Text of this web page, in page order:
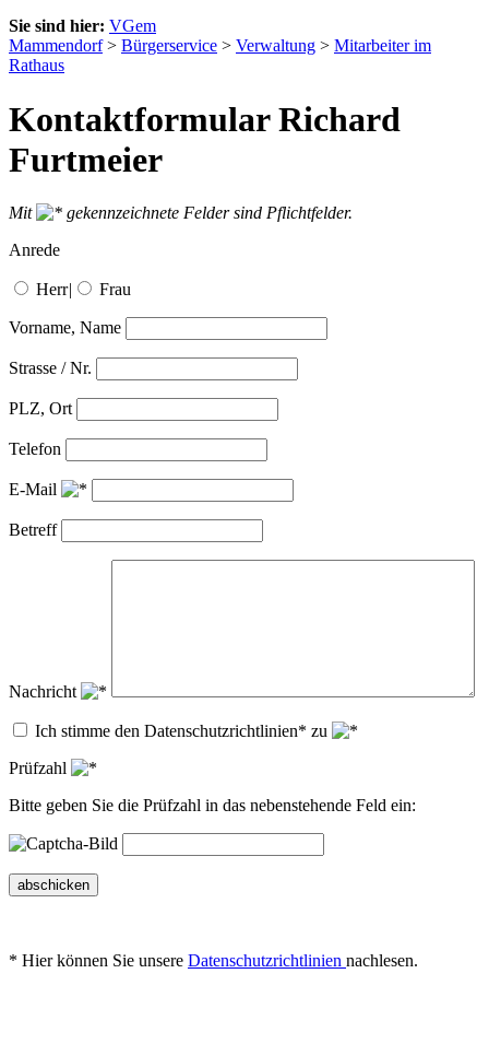
Sie sind hier: VGem
Mammendorf> Bürgerservice > Verwaltung > Mitarbeiter im
Rathaus
Kontaktformular Richard
Furtmeier
Mit
gekennzeichnete Felder sind Pflichtfelder.
Anrede
Herr| Frau
Vorname, Name
Strasse / Nr.
PLZ, Ort
Telefon
E-Mail
Betreff
Nachricht
Ich stimme den Datenschutzrichtlinien* zu
Prüfzahl
Bitte geben Sie die Prüfzahl in das nebenstehende Feld ein:
abschicken
* Hier können Sie unsere Datenschutzrichtlinien nachlesen.